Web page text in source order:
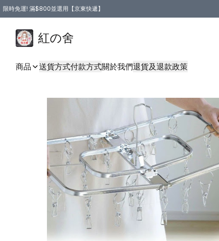
限時免運! 滿$800並選用【京東快遞】
紅の舍
商品 送貨方式付款方式關於我們退貨及退款政策